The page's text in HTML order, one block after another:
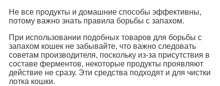
Не все продукты и домашние способы эффективны,
потому важно знать правила борьбы с запахом.
При использовании подобных товаров для борьбы с
запахом кошек не забывайте, что важно следовать
советам производителя, поскольку из-за присутствия в
составе ферментов, некоторые продукты проявляют
действие не сразу. Эти средства подходят и для чистки
лотка кошки.